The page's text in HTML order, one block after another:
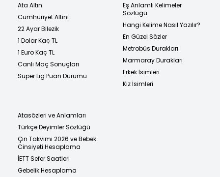
Ata Altın
Cumhuriyet Altını
22 Ayar Bilezik
1 Dolar Kaç TL
1 Euro Kaç TL
Canlı Maç Sonuçları
Süper Lig Puan Durumu
Eş Anlamlı Kelimeler
Sözlüğü
Hangi Kelime Nasıl Yazılır?
En Güzel Sözler
Metrobüs Durakları
Marmaray Durakları
Erkek İsimleri
Kız İsimleri
Atasözleri ve Anlamları
Türkçe Deyimler Sözlüğü
Çin Takvimi 2026 ve Bebek
Cinsiyeti Hesaplama
İETT Sefer Saatleri
Gebelik Hesaplama